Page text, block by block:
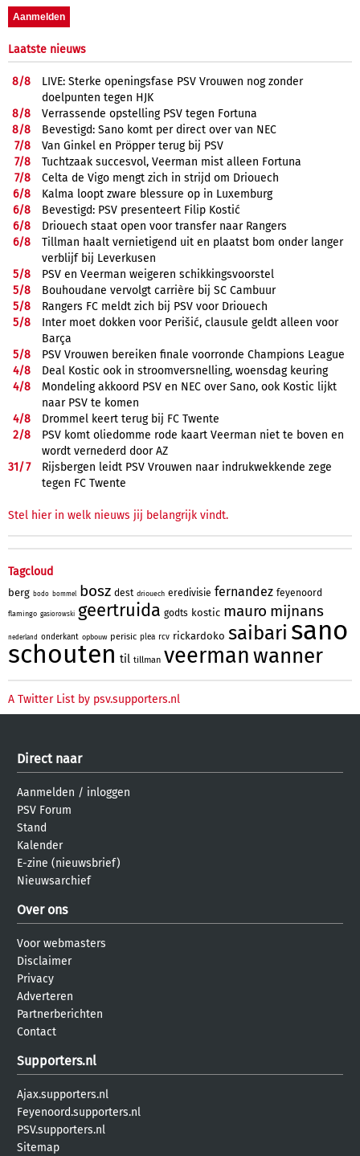
Laatste nieuws
8/8
LIVE: Sterke openingsfase PSV Vrouwen nog zonder
doelpunten tegen HJK
8/8
Verrassende opstelling PSV tegen Fortuna
8/8
Bevestigd: Sano komt per direct over van NEC
7/8
Van Ginkel en Pröpper terug bij PSV
7/8
Tuchtzaak succesvol, Veerman mist alleen Fortuna
7/8
Celta de Vigo mengt zich in strijd om Driouech
6/8
Kalma loopt zware blessure op in Luxemburg
6/8
Bevestigd: PSV presenteert Filip Kostić
6/8
Driouech staat open voor transfer naar Rangers
6/8
Tillman haalt vernietigend uit en plaatst bom onder langer
verblijf bij Leverkusen
5/8
PSV en Veerman weigeren schikkingsvoorstel
5/8
Bouhoudane vervolgt carrière bij SC Cambuur
5/8
Rangers FC meldt zich bij PSV voor Driouech
5/8
Inter moet dokken voor Perišić, clausule geldt alleen voor
Barça
5/8
PSV Vrouwen bereiken finale voorronde Champions League
4/8
Deal Kostic ook in stroomversnelling, woensdag keuring
4/8
Mondeling akkoord PSV en NEC over Sano, ook Kostic lijkt
naar PSV te komen
4/8
Drommel keert terug bij FC Twente
2/8
PSV komt oliedomme rode kaart Veerman niet te boven en
wordt vernederd door AZ
31/7
Rijsbergen leidt PSV Vrouwen naar indrukwekkende zege
tegen FC Twente
Stel hier in welk nieuws jij belangrijk vindt.
Tagcloud
berg bodo bommel bosz dest driouech eredivisie fernandez feyenoord
flamingo gasiorowski geertruida godts kostic mauro mijnans
nederland onderkant opbouw perisic plea rcv rickardoko saibari sano
schouten til tillman veermanwanner
A Twitter List by psv.supporters.nl
Direct naar
Aanmelden / inloggen
PSV Forum
Stand
Kalender
E-zine (nieuwsbrief)
Nieuwsarchief
Over ons
Voor webmasters
Disclaimer
Privacy
Adverteren
Partnerberichten
Contact
Supporters.nl
Ajax.supporters.nl
Feyenoord.supporters.nl
PSV.supporters.nl
Sitemap